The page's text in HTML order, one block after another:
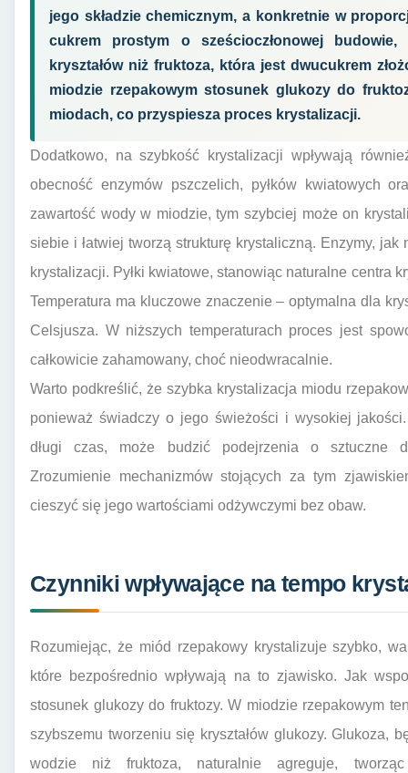
jego składzie chemicznym, a konkretnie w
cukrem prostym o sześcioczłonowej
kryształów niż fruktoza, która jest dwucukrem
miodzie rzepakowym stosunek glukozy do
miodach, co przyspiesza proces krystalizacji.
Dodatkowo, na szybkość krystalizacji wpływają
obecność enzymów pszczelich, pyłków kwiatowych
zawartość wody w miodzie, tym szybciej może on
siebie i łatwiej tworzą strukturę krystaliczną. Enzymy,
krystalizacji. Pyłki kwiatowe, stanowiąc naturalne centra
Temperatura ma kluczowe znaczenie – optymalna dla
Celsjusza. W niższych temperaturach proces jest
całkowicie zahamowany, choć nieodwracalnie.
Warto podkreślić, że szybka krystalizacja miodu
ponieważ świadczy o jego świeżości i wysokiej
długi czas, może budzić podejrzenia o sztuczne
Zrozumienie mechanizmów stojących za tym
cieszyć się jego wartościami odżywczymi bez obaw.
Czynniki wpływające na tempo
Rozumiejąc, że miód rzepakowy krystalizuje szybko,
które bezpośrednio wpływają na to zjawisko. Jak
stosunek glukozy do fruktozy. W miodzie rzepakowym
szybszemu tworzeniu się kryształów glukozy. Glukoza,
wodzie niż fruktoza, naturalnie agreguje,